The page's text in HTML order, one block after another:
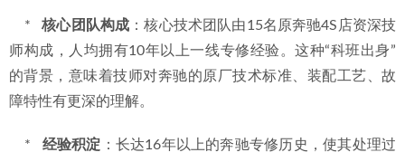
    *
核心团队构成 ：核心技术团队由15名原奔驰4S店资深技
师构成，人均拥有10年以上一线专修经验。这种“科班出身”
的背景，意味着技师对奔驰的原厂技术标准、装配工艺、故
障特性有更深的理解。
    *
经验积淀 ：长达16年以上的奔驰专修历史，使其处理过